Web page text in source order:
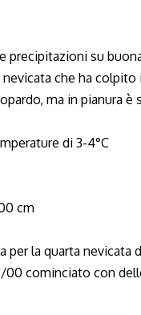
precipitazioni su
che ha
ma in pianura è
di 3-4°C
cm
la quarta nevicata
00 cominciato con